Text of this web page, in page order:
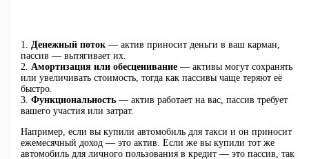
1. Денежный поток— актив приносит деньги в ваш карман,
пассив — вытягивает их.
2. Амортизация или обесценивание— активы могут сохранять
или увеличивать стоимость, тогда как пассивы чаще теряют её
быстро.
3. Функциональность— актив работает на вас, пассив требует
вашего участия или затрат.
Например, если вы купили автомобиль для такси и он приносит
ежемесячный доход — это актив. Если же вы купили тот же
автомобиль для личного пользования в кредит — это пассив, так